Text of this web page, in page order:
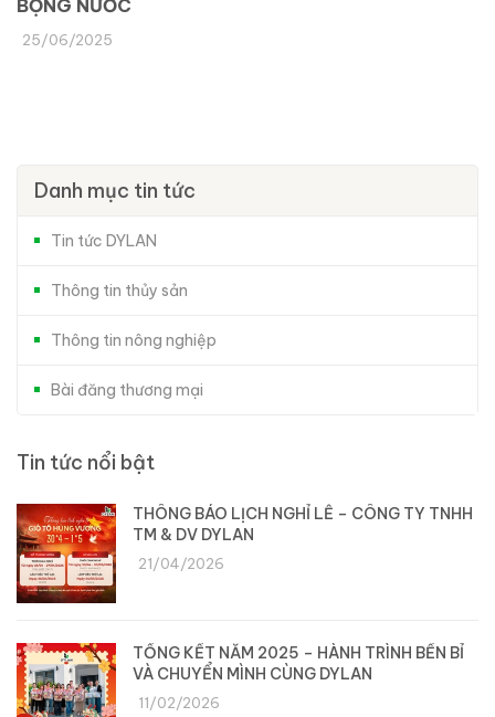
BỌNG NƯỚC
25/06/2025
Danh mục tin tức
Tin tức DYLAN
Thông tin thủy sản
Thông tin nông nghiệp
Bài đăng thương mại
Tin tức nổi bật
THÔNG BÁO LỊCH NGHỈ LỄ – CÔNG TY TNHH
TM & DV DYLAN
21/04/2026
TỔNG KẾT NĂM 2025 – HÀNH TRÌNH BỀN BỈ
VÀ CHUYỂN MÌNH CÙNG DYLAN
11/02/2026